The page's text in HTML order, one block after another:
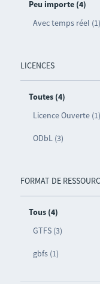
Peu importe (4)
Avec temps réel (1)
LICENCES
Toutes (4)
Licence Ouverte (1)
ODbL (3)
FORMAT DE
Tous (4)
GTFS (3)
gbfs (1)